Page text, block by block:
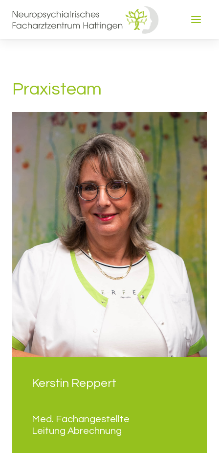
Praxisteam
Kerstin Reppert
Med. Fachangestellte
Leitung Abrechnung